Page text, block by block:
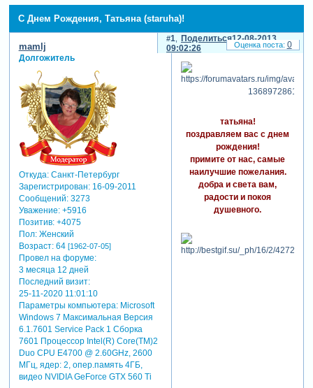
С Днем Рождения, Татьяна (staruha)!
Поделиться
1
12-08-2013
09:02:26
mamlj
Долгожитель
Откуда:Санкт-Петербург
Зарегистрирован: 16-09-2011
Сообщений:3273
Уважение: +5916
Позитив: +4075
Пол:Женский
Возраст:64 [1962-07-05]
Провел на форуме:
3 месяца 12 дней
Последний визит:
25-11-2020 11:01:10
Параметры компьютера:Microsoft
Windows 7 Максимальная Версия
6.1.7601 Service Pack 1 Сборка
7601 Процессор Intel(R) Core(TM)2
Duo CPU E4700 @ 2.60GHz, 2600
МГц, ядер: 2, опер.память 4ГБ,
видео NVIDIA GeForce GTX 560 Ti
татьяна!
поздравляем вас с днем
рождения!
примите от нас, самые
наилучшие пожелания.
добра и света вам,
радости и покоя
душевного.
0